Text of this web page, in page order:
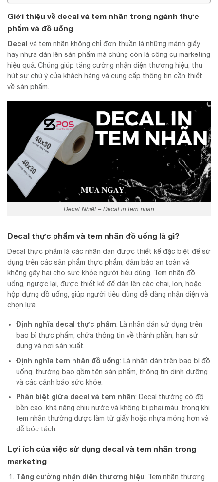
Giới thiệu về decal và tem nhãn trong ngành thực
phẩm và đồ uống
Decal và tem nhãn không chỉ đơn thuần là những mảnh giấy
hay nhựa dán lên sản phẩm mà chúng còn là công cụ marketing
hiệu quả. Chúng giúp tăng cường nhận diện thương hiệu, thu
hút sự chú ý của khách hàng và cung cấp thông tin cần thiết
về sản phẩm.
Decal Nhiệt – Decal in tem nhãn
Decal thực phẩm và tem nhãn đồ uống là gì?
Decal thực phẩm là các nhãn dán được thiết kế đặc biệt để sử
dụng trên các sản phẩm thực phẩm, đảm bảo an toàn và
không gây hại cho sức khỏe người tiêu dùng. Tem nhãn đồ
uống, ngược lại, được thiết kế để dán lên các chai, lon, hoặc
hộp đựng đồ uống, giúp người tiêu dùng dễ dàng nhận diện và
chọn lựa.
Định nghĩa decal thực phẩm: Là nhãn dán sử dụng trên
bao bì thực phẩm, chứa thông tin về thành phần, hạn sử
dụng và nơi sản xuất.
Định nghĩa tem nhãn đồ uống: Là nhãn dán trên bao bì đồ
uống, thường bao gồm tên sản phẩm, thông tin dinh dưỡng
và các cảnh báo sức khỏe.
Phân biệt giữa decal và tem nhãn: Decal thường có độ
bền cao, khả năng chịu nước và không bị phai màu, trong khi
tem nhãn thường được làm từ giấy hoặc nhựa mỏng hơn và
dễ bóc tách.
Lợi ích của việc sử dụng decal và tem nhãn trong
marketing
Tăng cường nhận diện thương hiệu: Tem nhãn thương